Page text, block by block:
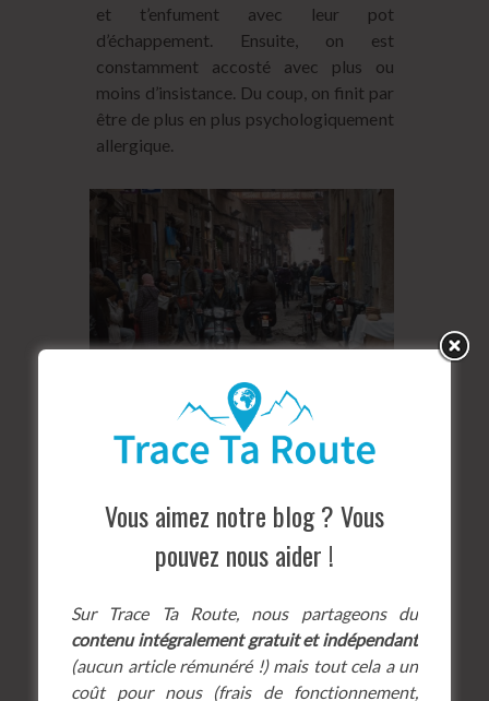
et t’enfument avec leur pot
d’échappement. Ensuite, on est
constamment accosté avec plus ou
moins d’insistance. Du coup, on finit par
être de plus en plus psychologiquement
allergique.
Vous aimez notre blog ? Vous
pouvez nous aider !
Sur Trace Ta Route, nous partageons du
contenu intégralement gratuit et indépendant
(aucun article rémunéré !) mais tout cela a un
coût pour nous (frais de fonctionnement,